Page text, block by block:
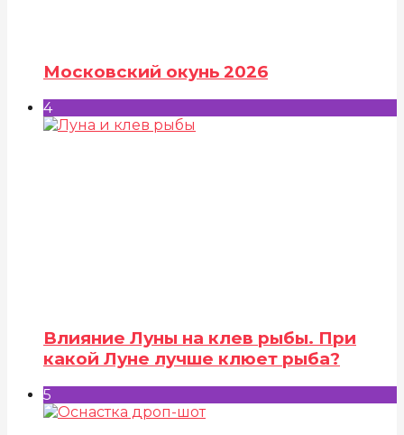
Московский окунь 2026
4
Влияние Луны на клев рыбы. При
какой Луне лучше клюет рыба?
5